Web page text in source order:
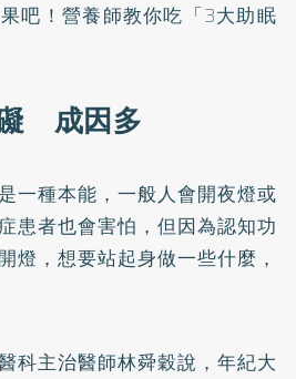
吧！營養師教你吃「3大助眠
成因多
一種本能，一般人會開夜燈或
患者也會害怕，但因為認知功
燈，想要站起身做一些什麼，
科主治醫師林舜穀說，年紀大